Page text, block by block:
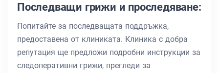
Последващи грижи и проследяване:
Попитайте за последващата поддръжка,
предоставена от клиниката. Клиника с добра
репутация ще предложи подробни инструкции за
следоперативни грижи, прегледи за